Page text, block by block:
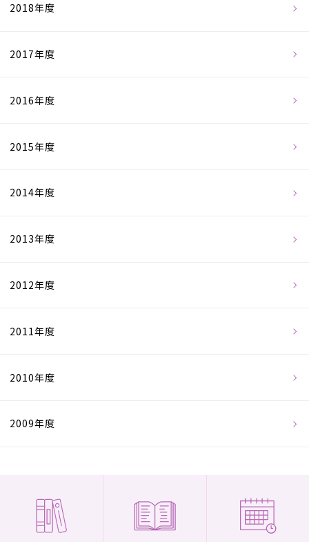
2018年度
2017年度
2016年度
2015年度
2014年度
2013年度
2012年度
2011年度
2010年度
2009年度